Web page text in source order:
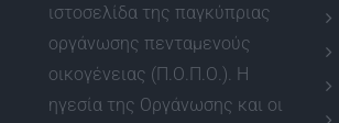
ιστοσελίδα της παγκύπριας
οργάνωσης πενταμενούς
οικογένειας (Π.Ο.Π.Ο.). Η
ηγεσία της Οργάνωσης και οι